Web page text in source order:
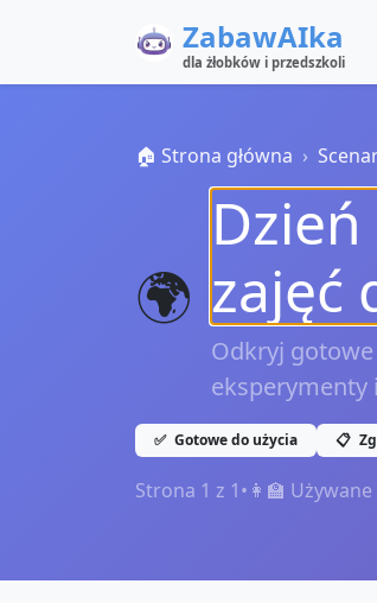
ZabawAIka
dla żłobków i przedszkoli
🏠 Strona główna
🌍 zajęć
Odkryj gotowe
eksperymenty
✅ Gotowe do użycia 📋
Strona 1 z 1• 👩‍🏫